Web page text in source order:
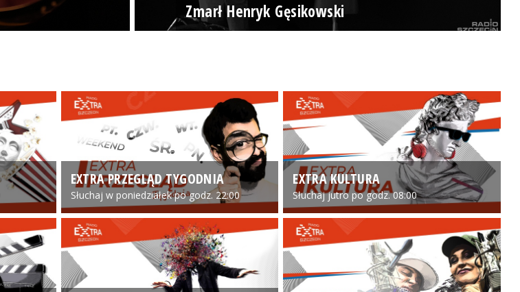
Zmarł Henryk Gęsikowski
EXTRA PRZEGLĄD TYGODNIA
Słuchaj w poniedziałek po godz. 22:00
EXTRA KULTURA
Słuchaj jutro po godz. 08:00